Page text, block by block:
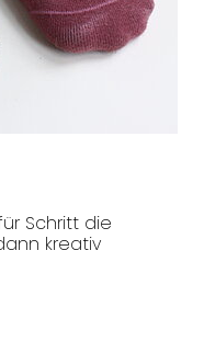
Schritt die
kreativ